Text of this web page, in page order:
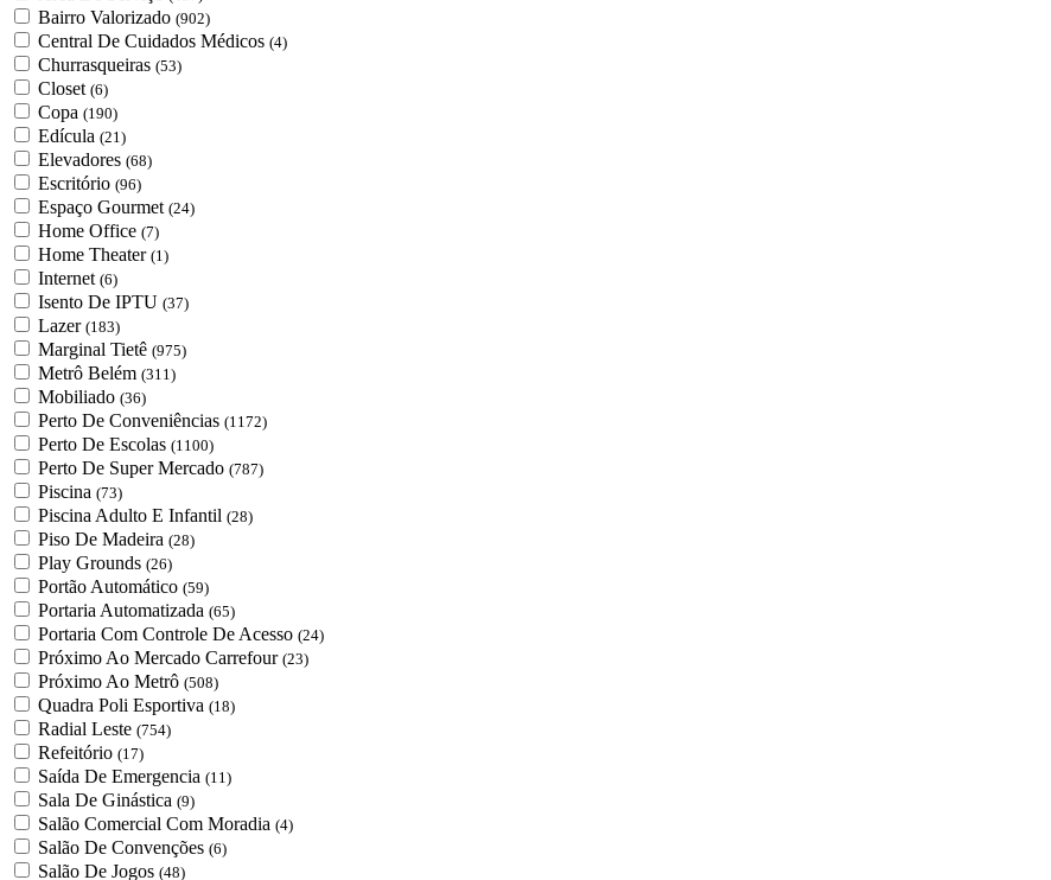
Bairro Valorizado (902)
Central De Cuidados Médicos (4)
Churrasqueiras (53)
Closet (6)
Copa (190)
Edícula (21)
Elevadores (68)
Escritório (96)
Espaço Gourmet (24)
Home Office (7)
Home Theater (1)
Internet (6)
Isento De IPTU (37)
Lazer (183)
Marginal Tietê (975)
Metrô Belém (311)
Mobiliado (36)
Perto De Conveniências (1172)
Perto De Escolas (1100)
Perto De Super Mercado (787)
Piscina (73)
Piscina Adulto E Infantil (28)
Piso De Madeira (28)
Play Grounds (26)
Portão Automático (59)
Portaria Automatizada (65)
Portaria Com Controle De Acesso (24)
Próximo Ao Mercado Carrefour (23)
Próximo Ao Metrô (508)
Quadra Poli Esportiva (18)
Radial Leste (754)
Refeitório (17)
Saída De Emergencia (11)
Sala De Ginástica (9)
Salão Comercial Com Moradia (4)
Salão De Convenções (6)
Salão De Jogos (48)